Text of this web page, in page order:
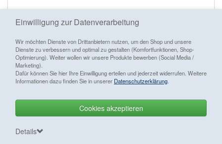
Einwilligung zur Datenverarbeitung
Wir möchten Dienste von Drittanbietern nutzen, um den Shop und unsere
Dienste zu verbessern und optimal zu gestalten (Komfortfunktionen, Shop-
Optimierung). Weiter wollen wir unsere Produkte bewerben (Social Media /
Marketing).
Dafür können Sie hier Ihre Einwilligung erteilen und jederzeit widerrufen. Weitere
Informationen dazu finden Sie in unserer Datenschutzerklärung
Cookies akzeptieren
Details